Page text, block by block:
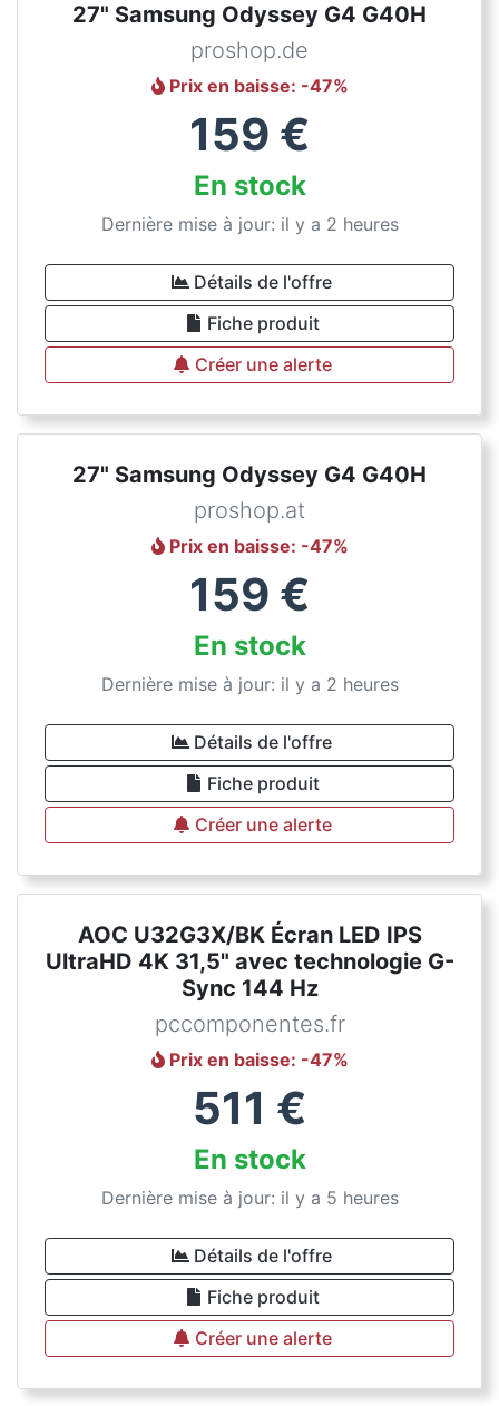
27" Samsung Odyssey G4 G40H
proshop.de
Prix en baisse: -47%
159 €
En stock
Dernière mise à jour: il y a 2 heures
Détails de l'offre
Fiche produit
Créer une alerte
27" Samsung Odyssey G4 G40H
proshop.at
Prix en baisse: -47%
159 €
En stock
Dernière mise à jour: il y a 2 heures
Détails de l'offre
Fiche produit
Créer une alerte
AOC U32G3X/BK Écran LED IPS
UltraHD 4K 31,5" avec technologie G-
Sync 144 Hz
pccomponentes.fr
Prix en baisse: -47%
511 €
En stock
Dernière mise à jour: il y a 5 heures
Détails de l'offre
Fiche produit
Créer une alerte